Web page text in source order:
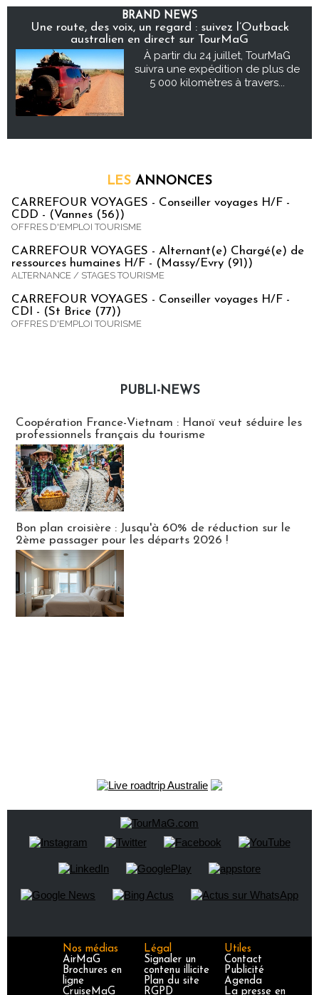
BRAND NEWS
Une route, des voix, un regard : suivez l’Outback
australien en direct sur TourMaG
À partir du 24 juillet, TourMaG
suivra une expédition de plus de
5 000 kilomètres à travers...
LES ANNONCES
CARREFOUR VOYAGES - Conseiller voyages H/F -
CDD - (Vannes (56))
OFFRES D'EMPLOI TOURISME
CARREFOUR VOYAGES - Alternant(e) Chargé(e) de
ressources humaines H/F - (Massy/Evry (91))
ALTERNANCE / STAGES TOURISME
CARREFOUR VOYAGES - Conseiller voyages H/F -
CDI - (St Brice (77))
OFFRES D'EMPLOI TOURISME
PUBLI-NEWS
Coopération France-Vietnam : Hanoï veut séduire les
professionnels français du tourisme
Bon plan croisière : Jusqu'à 60% de réduction sur le
2ème passager pour les départs 2026 !
Nos médias
AirMaG
Brochures en
ligne
CruiseMaG
Légal
Signaler un
contenu illicite
Plan du site
RGPD
Utiles
Contact
Publicité
Agenda
La presse en